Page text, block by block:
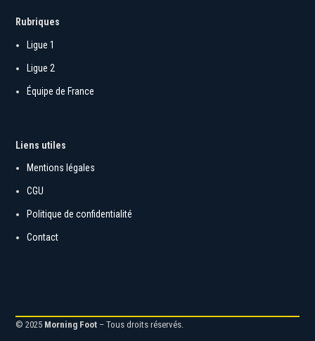
Rubriques
Ligue 1
Ligue 2
Équipe de France
Mentions légales
Politique de confidentialité
Morning Foot